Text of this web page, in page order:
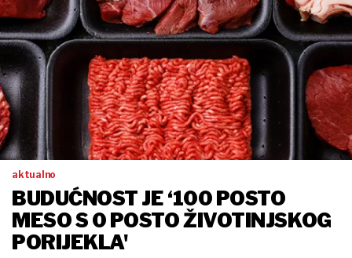
aktualno
BUDUĆNOST JE ‘100 POSTO
MESO S 0 POSTO ŽIVOTINJSKOG
PORIJEKLA'